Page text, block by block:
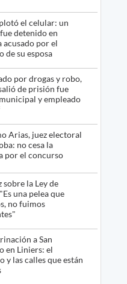
el celular: un
detenido en
acusado por el
de su esposa
por drogas y robo,
de prisión fue
y empleado
Arias, juez electoral
no cesa la
por el concurso
sobre la Ley de
una pelea que
no fuimos
a San
en Liniers: el
y las calles que están